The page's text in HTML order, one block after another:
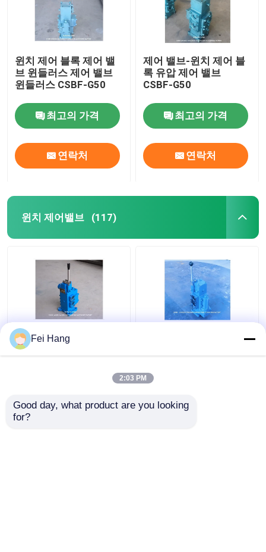
윈치 제어 블록 제어 밸
브 윈들러스 제어 밸브
윈들러스 CSBF-G50
최고의 가격
연락처
제어 밸브-윈치 제어 블
록 유압 제어 밸브
CSBF-G50
최고의 가격
연락처
윈치 제어밸브 (117)
35sfre-Mo20-H3 윈치
제어 밸브 배 윈치 제어
Fei Hang
2:03 PM
Good day, what product are you looking
for?